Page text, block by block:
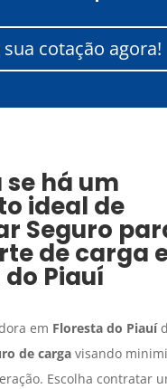
sua cotação agora!
se há um
ideal de
Seguro
de carga
Piauí
em Floresta do Piauí
de cargavisando
Escolha contratar